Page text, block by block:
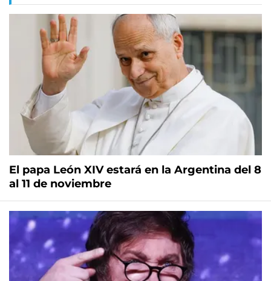
El papa León XIV estará en la Argentina del 8
al 11 de noviembre